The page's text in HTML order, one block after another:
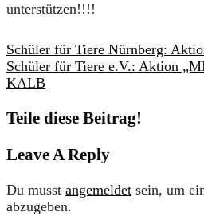
unterstützen!!!!
Schüler für Tiere Nürnberg:
Schüler für Tiere e.V.: Aktion
KALB
Teile diese Beitrag!
Leave A Reply
Du musst angemeldet sein, um
abzugeben.